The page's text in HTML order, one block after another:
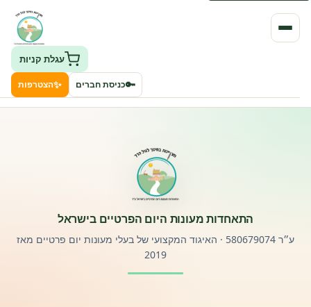
רישוי וחקיקה
פורטל לוח מודעות דרושים עובדים
עגלת קניות
🔑כניסת חברים ✨הצטרפות
התאחדות מעונות היום הפרטיים בישראל
ע״ר 580679074 · האיגוד המקצועי של בעלי מעונות יום פרטיים מאז
2019